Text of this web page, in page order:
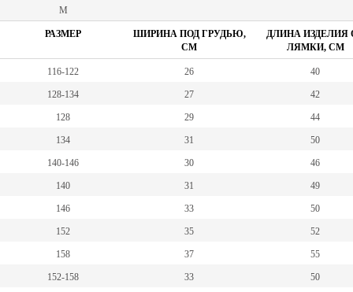
M
РАЗМЕР
ШИРИНА ПОД ГРУДЬЮ,
СМ
ДЛИНА ИЗДЕЛИЯ
ЛЯМКИ, СМ
116-122 26 40
128-134 27 42
128 29 44
134 31 50
140-146 30 46
140 31 49
146 33 50
152 35 52
158 37 55
152-158 33 50